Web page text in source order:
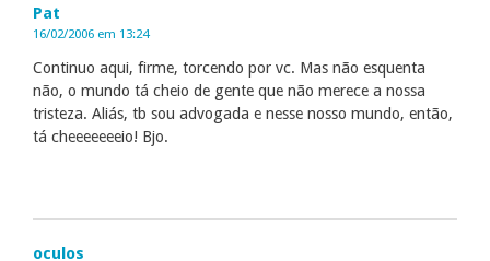
Pat
16/02/2006 em 13:24
Continuo aqui, firme, torcendo por vc. Mas não esquenta
não, o mundo tá cheio de gente que não merece a nossa
tristeza. Aliás, tb sou advogada e nesse nosso mundo, então,
tá cheeeeeeeio! Bjo.
oculos